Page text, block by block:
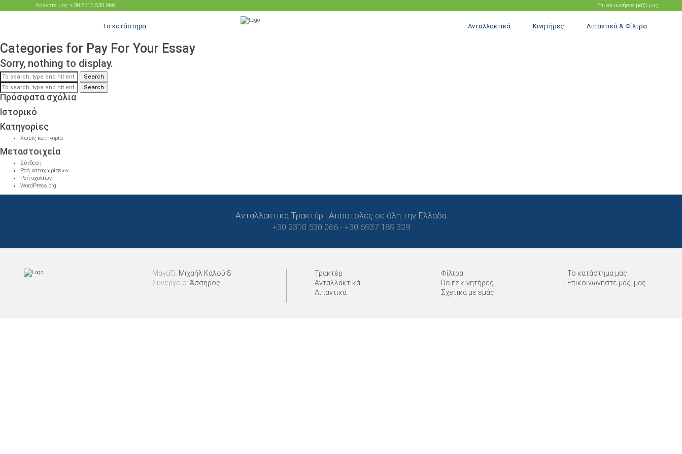
Καλέστε μας: +30 2310 530 066 Επικοινωνήστε μαζί μας
Το κατάστημα Ανταλλακτικά Κινητήρες Λιπαντικά & Φίλτρα
Categories for Pay For Your Essay
Sorry, nothing to display.
Search
Search
Πρόσφατα σχόλια
Ιστορικό
Kατηγορίες
Χωρίς κατηγορία
Μεταστοιχεία
Σύνδεση
Ροή καταχωρίσεων
Ροή σχολίων
WordPress.org
Ανταλλακτικά Τρακτέρ | Αποστολές σε όλη την Ελλάδα
+30 2310 530 066 - +30 6937 189 329
Μαγαζί: Μιχαήλ Καλού 8
Συνεργείο:Άσσηρος
Τρακτέρ
Ανταλλακτικά
Λιπαντικά
Φίλτρα
Deutz κινητήρες
Σχετικά με εμάς
Το κατάστημα μας
Επικοινωνήστε μαζί μας